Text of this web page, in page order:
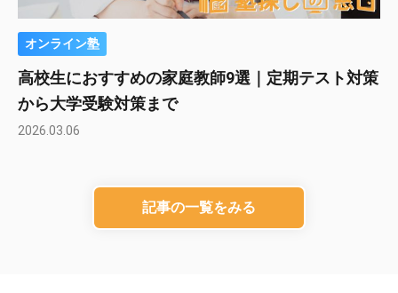
オンライン塾
高校生におすすめの家庭教師9選｜定期テスト対策
から大学受験対策まで
2026.03.06
記事の一覧をみる